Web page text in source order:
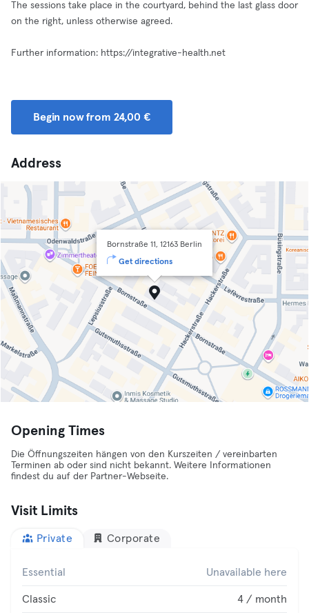
The sessions take place in the courtyard, behind the last glass door
on the right, unless otherwise agreed.
Further information: https://integrative-health.net
Begin now from 24,00 €
Address
Bornstraße 11, 12163 Berlin
Get directions
Opening Times
Die Öffnungszeiten hängen von den Kurszeiten / vereinbarten
Terminen ab oder sind nicht bekannt. Weitere Informationen
findest du auf der Partner-Webseite.
Visit Limits
Private Corporate
Essential Unavailable here
Classic 4 / month